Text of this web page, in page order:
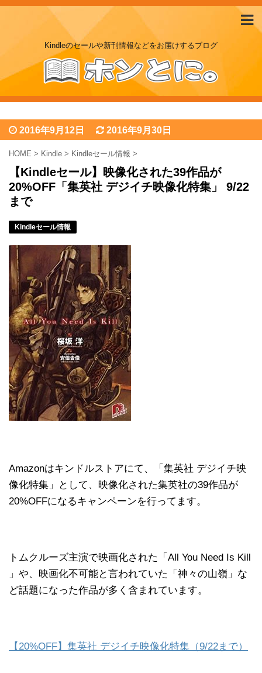
Kindleのセールや新刊情報などをお届けするブログ
2016年9月12日 2016年9月30日
HOME > Kindle > Kindleセール情報 >
【Kindleセール】映像化された39作品が
20%OFF「集英社 デジイチ映像化特集」 9/22
まで
Kindleセール情報
Amazonはキンドルストアにて、「集英社 デジイチ映
像化特集」として、映像化された集英社の39作品が
20%OFFになるキャンペーンを行ってます。
トムクルーズ主演で映画化された「All You Need Is Kill
」や、映画化不可能と言われていた「神々の山嶺」な
ど話題になった作品が多く含まれています。
【20%OFF】集英社 デジイチ映像化特集（9/22まで）